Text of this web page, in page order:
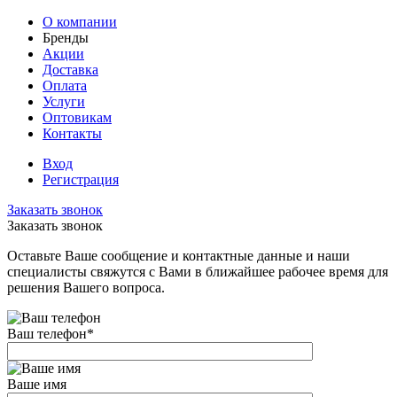
О компании
Бренды
Акции
Доставка
Оплата
Услуги
Оптовикам
Контакты
Вход
Регистрация
Заказать звонок
Заказать звонок
Оставьте Ваше сообщение и контактные данные и наши
специалисты свяжутся с Вами в ближайшее рабочее время для
решения Вашего вопроса.
Ваш телефон*
Ваше имя